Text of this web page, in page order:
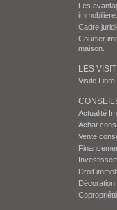
Les
immobilière.
Cadre
Courtier
maison.
LES
Visite
Actualité
Achat
Vente
Droit
Copropriété